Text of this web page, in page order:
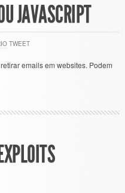
JAVASCRIPT
TWEET
emails em websites. Podem